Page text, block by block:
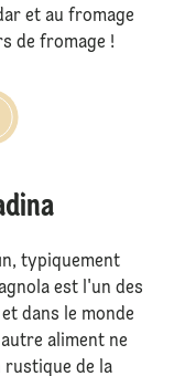
et au fromage
de fromage !
typiquement
est l'un des
dans le monde
aliment ne
rustique de la